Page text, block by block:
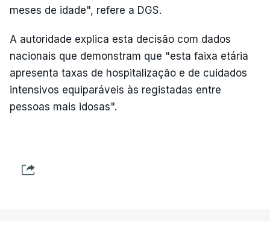
meses de idade", refere a DGS.
A autoridade explica esta decisão com dados
nacionais que demonstram que "esta faixa etária
apresenta taxas de hospitalização e de cuidados
intensivos equiparáveis às registadas entre
pessoas mais idosas".